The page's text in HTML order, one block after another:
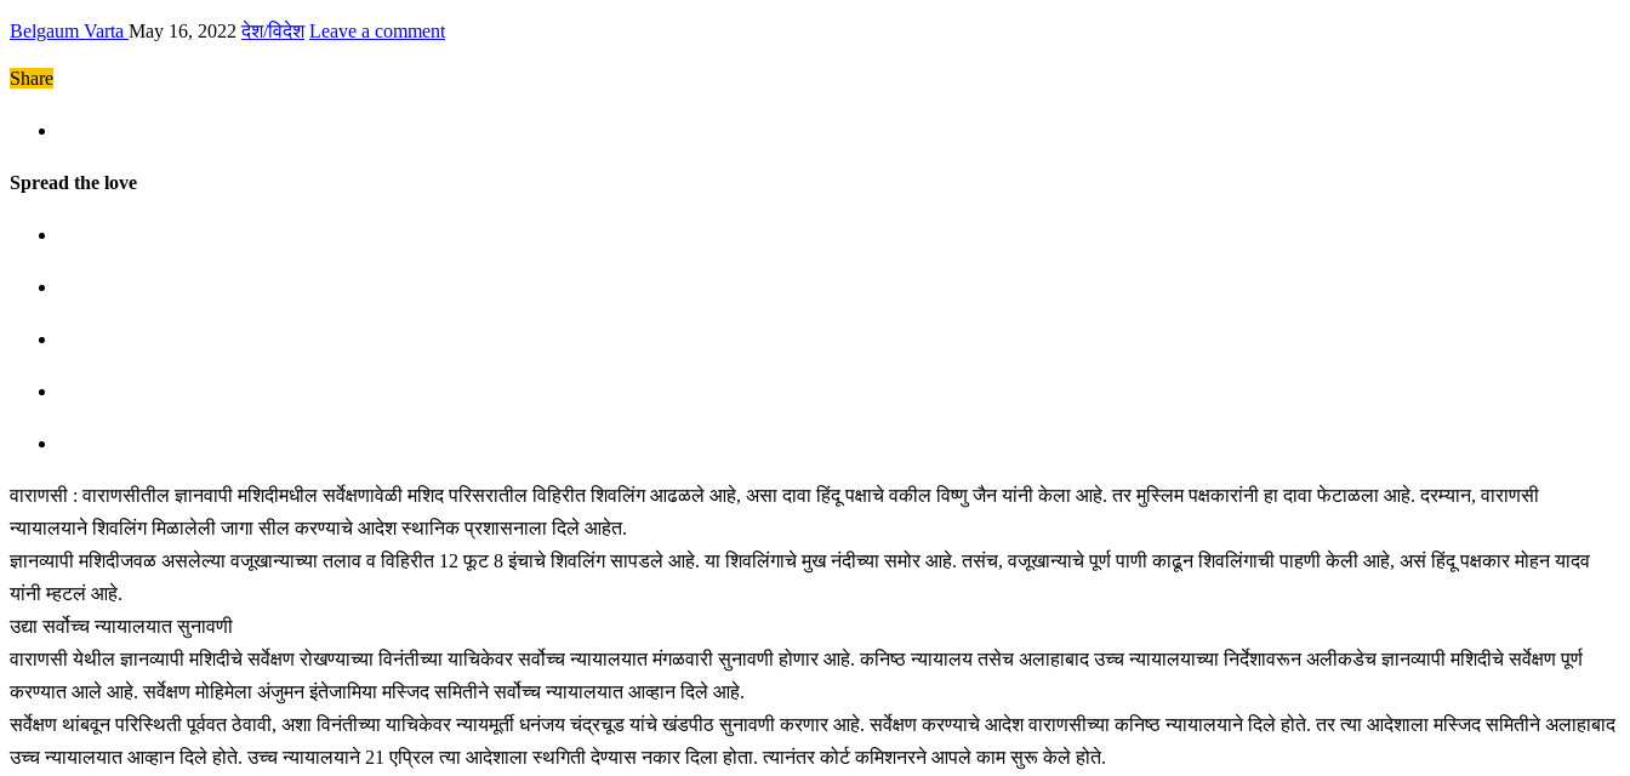
Belgaum Varta May 16, 2022 देश/विदेश Leave a comment
Share
Spread the love
वाराणसी : वाराणसीतील ज्ञानवापी मशिदीमधील सर्वेक्षणावेळी मशिद परिसरातील विहिरीत शिवलिंग आढळले आहे, असा दावा हिंदू पक्षाचे वकील विष्णु जैन यांनी केला आहे. तर मुस्लिम पक्षकारांनी हा दावा फेटाळला आहे. दरम्यान, वाराणसी
न्यायालयाने शिवलिंग मिळालेली जागा सील करण्याचे आदेश स्थानिक प्रशासनाला दिले आहेत.
ज्ञानव्यापी मशिदीजवळ असलेल्या वजूखान्याच्या तलाव व विहिरीत 12 फूट 8 इंचाचे शिवलिंग सापडले आहे. या शिवलिंगाचे मुख नंदीच्या समोर आहे. तसंच, वजूखान्याचे पूर्ण पाणी काढून शिवलिंगाची पाहणी केली आहे, असं हिंदू पक्षकार मोहन यादव
यांनी म्हटलं आहे.
उद्या सर्वोच्च न्यायालयात सुनावणी
वाराणसी येथील ज्ञानव्यापी मशिदीचे सर्वेक्षण रोखण्याच्या विनंतीच्या याचिकेवर सर्वोच्च न्यायालयात मंगळवारी सुनावणी होणार आहे. कनिष्ठ न्यायालय तसेच अलाहाबाद उच्च न्यायालयाच्या निर्देशावरून अलीकडेच ज्ञानव्यापी मशिदीचे सर्वेक्षण पूर्ण
करण्यात आले आहे. सर्वेक्षण मोहिमेला अंजुमन इंतेजामिया मस्जिद समितीने सर्वोच्च न्यायालयात आव्हान दिले आहे.
सर्वेक्षण थांबवून परिस्थिती पूर्ववत ठेवावी, अशा विनंतीच्या याचिकेवर न्यायमूर्ती धनंजय चंद्रचूड यांचे खंडपीठ सुनावणी करणार आहे. सर्वेक्षण करण्याचे आदेश वाराणसीच्या कनिष्ठ न्यायालयाने दिले होते. तर त्या आदेशाला मस्जिद समितीने अलाहाबाद
उच्च न्यायालयात आव्हान दिले होते. उच्च न्यायालयाने 21 एप्रिल त्या आदेशाला स्थगिती देण्यास नकार दिला होता. त्यानंतर कोर्ट कमिशनरने आपले काम सुरू केले होते.